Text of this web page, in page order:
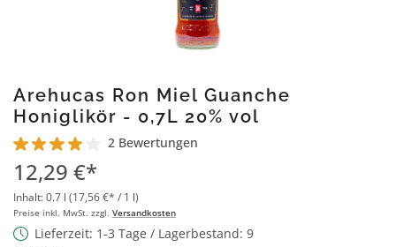
Arehucas Ron Miel Guanche
Honiglikör - 0,7L 20% vol
Durchschnittliche Bewertung von 4 von 5 Sternen
2 Bewertungen
12,29 €*
Inhalt:0.7 l (17,56 €* / 1 l)
Preise inkl. MwSt. zzgl. Versandkosten
Lieferzeit: 1-3 Tage / Lagerbestand: 9